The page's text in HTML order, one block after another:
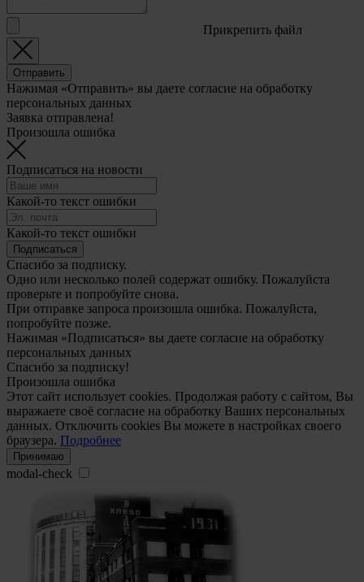
Прикрепить файл
Отправить
Нажимая «Отправить» вы даете согласие на обработку
персональных данных
Заявка отправлена!
Произошла ошибка
Подписаться на новости
Какой-то текст ошибки
Какой-то текст ошибки
Подписаться
Спасибо за подписку.
Одно или несколько полей содержат ошибку. Пожалуйста
проверьте и попробуйте снова.
При отправке запроса произошла ошибка. Пожалуйста,
попробуйте позже.
Нажимая «Подписаться» вы даете согласие на обработку
персональных данных
Спасибо за подписку!
Произошла ошибка
Этот сайт использует cookies. Продолжая работу с сайтом, Вы
выражаете своё согласие на обработку Ваших персональных
данных. Отключить cookies Вы можете в настройках своего
браузера. Подробнее
Принимаю
modal-check